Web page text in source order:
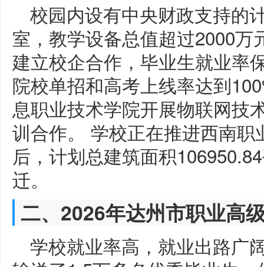
校园内设有中央财政支持的
室，教学设备总值超过2000
建立校企合作，毕业生就业率
院校单招和高考上线率达到
息职业技术学院开展物联网技
训合作。 学校正在推进西南
后，计划总建筑面积
迁。
二、2026年达州市职业高
学校就业率高，就业出路广